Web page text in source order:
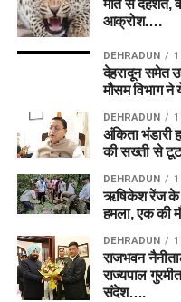
मौत से दहशत,
आक्रोश….
DEHRADUN
देहरादून समेत
मौसम विभाग ने
DEHRADUN
अंकिता भंडारी
की सख्ती से
DEHRADUN
ऋषिकेश रेंज के
हमला, एक की
DEHRADUN
राजभवन
राज्यपाल
संदेश….